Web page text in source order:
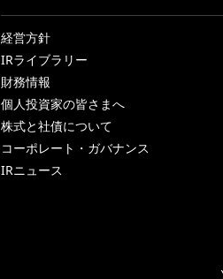
経営方針
IRライブラリー
財務情報
個人投資家の皆さまへ
株式と社債について
コーポレート・ガバナンス
IRニュース